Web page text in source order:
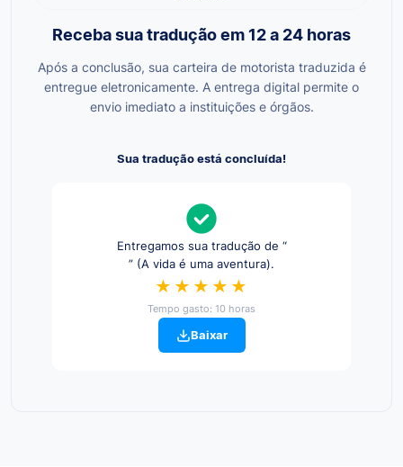
Receba sua tradução em 12 a 24 horas
Após a conclusão, sua carteira de motorista traduzida é
entregue eletronicamente. A entrega digital permite o
envio imediato a instituições e órgãos.
Sua tradução está concluída!
Entregamos sua tradução de “
” (A vida é uma aventura).
★★★★★
Tempo gasto: 10 horas
Baixar